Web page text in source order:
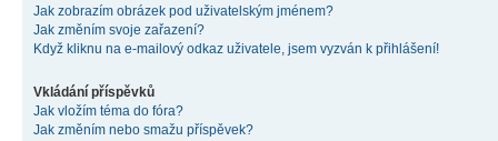
Jak zobrazím obrázek pod uživatelským jménem?
Jak změním svoje zařazení?
Když kliknu na e-mailový odkaz uživatele, jsem vyzván k přihlášení!
Vkládání příspěvků
Jak vložím téma do fóra?
Jak změním nebo smažu příspěvek?